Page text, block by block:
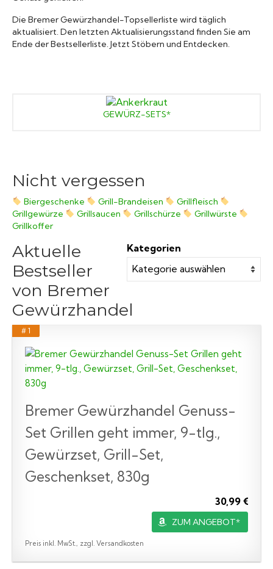
Die Bremer Gewürzhandel-Topsellerliste wird täglich
aktualisiert. Den letzten Aktualisierungsstand finden Sie am
Ende der Bestsellerliste. Jetzt Stöbern und Entdecken.
GEWÜRZ-SETS*
Nicht vergessen
Biergeschenke Grill-Brandeisen
Grillfleisch
Grillgewürze
Grillsaucen Grillschürze
Grillwürste
Grillkoffer
Kategorien
Aktuelle
Bestseller
von Bremer
Gewürzhandel
# 1
Bremer Gewürzhandel Genuss-
Set Grillen geht immer, 9-tlg.,
Gewürzset, Grill-Set,
Geschenkset, 830g
30,99 €
ZUM ANGEBOT*
Preis inkl. MwSt., zzgl. Versandkosten